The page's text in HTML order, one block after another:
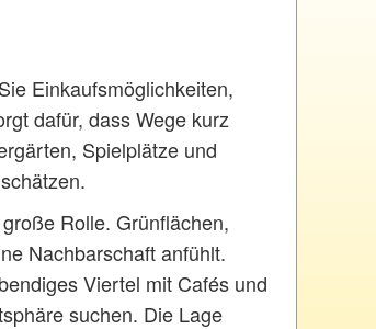
Einkaufsmöglichkeiten,
dafür, dass Wege kurz
Spielplätze und
Rolle. Grünflächen,
Nachbarschaft anfühlt.
Viertel mit Cafés und
suchen. Die Lage